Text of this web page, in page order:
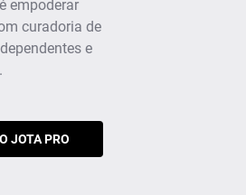
empoderar
curadoria de
e
JOTA PRO